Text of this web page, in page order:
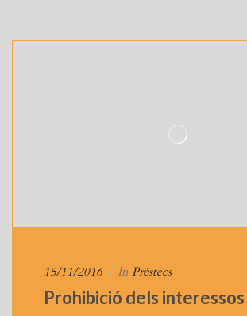
15/11/2016 | In Préstecs
Prohibició dels interessos